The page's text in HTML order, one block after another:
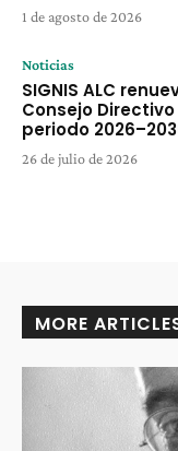
1 de agosto de 2026
Noticias
SIGNIS ALC
Consejo
periodo
26 de julio de 2026
MORE